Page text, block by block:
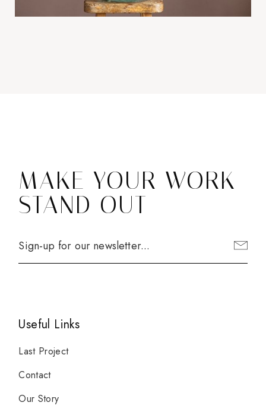
MAKE YOUR WORK
STAND OUT
Useful Links
Last Project
Contact
Our Story